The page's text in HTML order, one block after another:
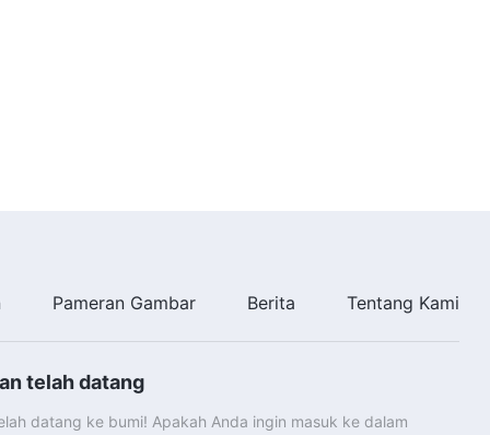
Pameran Gambar Berita Tentang Kami
telah datang
datang ke bumi! Apakah Anda ingin masuk ke dalam